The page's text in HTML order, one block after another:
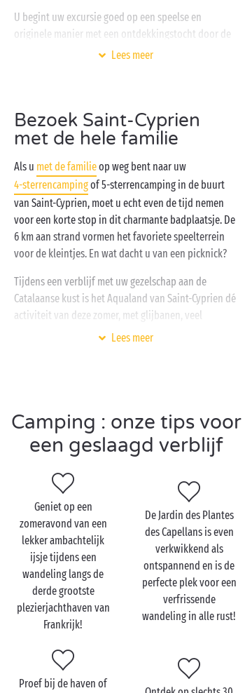
U begint uw excursie goed op een speelse en
originele manier met een ontdekkingstocht door de
wijken en langs de stranden van Saint-Cyprien in het
in een stukje natuurmidden in de stad. Ja, dat kan in
Saint-Cyprien ... in het Parc de la Prade! Met zijn
verspreide kunstvoorwerpen biedt dit park u alles
om met een wandeling weer helemaal fit te worden.
En waarom zou u aan het eind van de rit niet lekker
in de zon op het strand van Pont Tournant of het
strand van La Lagune gaan zitten?
Lees meer
Bezoek Saint-Cyprien
met de hele familie
Als u met de familieop weg bent naar uw
4-sterrencampingof 5-sterrencamping in de buurt
van Saint-Cyprien, moet u echt even de tijd nemen
voor een korte stop in dit charmante badplaatsje. De
6 km aan strand vormen het favoriete speelterrein
voor de kleintjes. En wat dacht u van een picknick?
Tijdens een verblijf met uw gezelschap aan de
Catalaanse kust is het Aqualand van Saint-Cyprien dé
activiteit van deze zomer, met glijbanen, veel
waterpret en vrolijkheid!
nachtrust.
Bezoek Saint-Cyprien
met z’n tweetjes
Wanneer u op eencamping aan zeein de buurt van
Saint-Cyprien verblijft, is het een geweldig idee om
de auto te pakken en koers te zetten naar deze
Catalaanse stad met zijn onweerstaanbare charme.
Flaneer arm in arm over de levendige kaden van de
haven, tussen zeilboten en caféterrassen. Relax, het
u uit voor een uitstapje
met zijn tweeën
landinwaarts. Wat er op het programma staat? Een
Lees meer
Camping : onze tips voor
een geslaagd verblijf
Geniet op een
zomeravond van een
lekker ambachtelijk
ijsje tijdens een
wandeling langs de
derde grootste
plezierjachthaven van
Frankrijk!
De Jardin des Plantes
des Capellans is even
verkwikkend als
ontspannend en is de
perfecte plek voor een
verfrissende
wandeling in alle rust!
Proef bij de haven of